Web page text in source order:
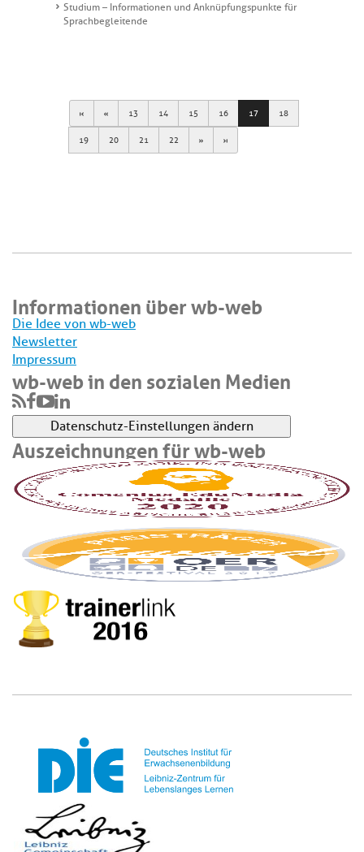
Studium – Informationen und Anknüpfungspunkte für
Sprachbegleitende
First Previous
13 14 15 16 17 18
19 20 21 22 Next Last
Informationen über wb-web
Die Idee von wb-web
Newsletter
Impressum
wb-web in den sozialen Medien
Datenschutz-Einstellungen ändern
Auszeichnungen für wb-web